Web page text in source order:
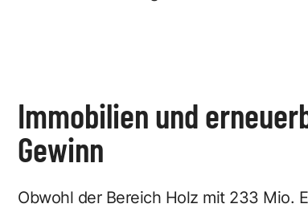
Immobilien und
Gewinn
Obwohl der Bereich Holz mit 233 Mio.